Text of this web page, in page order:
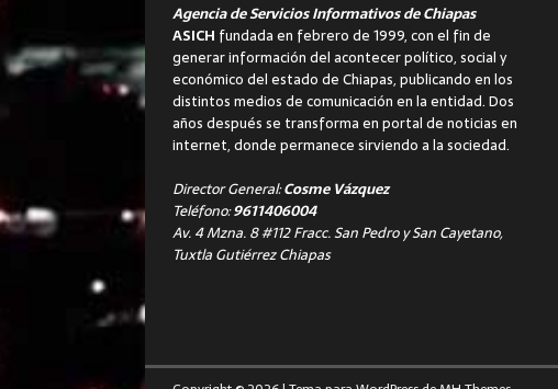
Agencia de Servicios Informativos de Chiapas
ASICH fundada en febrero de 1999, con el fin de
generar información del acontecer político, social y
económico del estado de Chiapas, publicando en los
distintos medios de comunicación en la entidad. Dos
años después se transforma en portal de noticias en
internet, donde permanece sirviendo a la sociedad.
Director General:Cosme Vázquez
Teléfono:9611406004
Av. 4 Mzna. 8 #112 Fracc. San Pedro y San Cayetano,
Tuxtla Gutiérrez Chiapas